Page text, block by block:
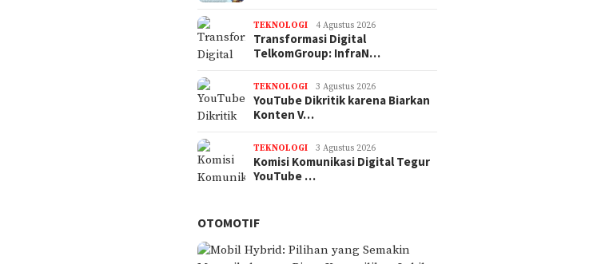
TEKNOLOGI 4 Agustus 2026
Transformasi Digital
TelkomGroup: InfraN…
TEKNOLOGI 3 Agustus 2026
YouTube Dikritik karena Biarkan
Konten V…
TEKNOLOGI 3 Agustus 2026
Komisi Komunikasi Digital Tegur
YouTube …
OTOMOTIF